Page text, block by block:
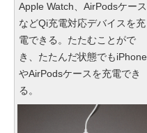
Apple Watch、AirPodsケース
などQi充電対応デバイスを充
電できる。たたむことがで
き、たたんだ状態でもiPhone
やAirPodsケースを充電でき
る。